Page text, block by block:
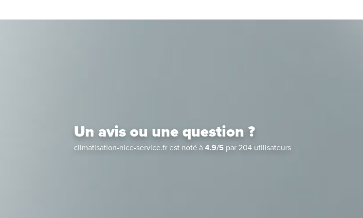
Un avis ou une question ?
climatisation-nice-service.fr est noté à 4.9/5 par 204 utilisateurs